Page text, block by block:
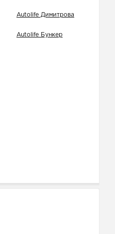
Autolife Димитрова
Autolife Бункер